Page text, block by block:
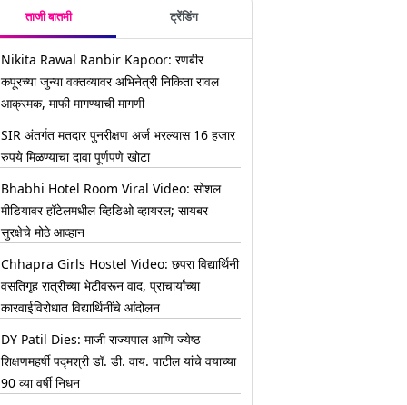
ताजी बातमी ट्रेंडिंग
Nikita Rawal Ranbir Kapoor: रणबीर
कपूरच्या जुन्या वक्तव्यावर अभिनेत्री निकिता रावल
आक्रमक, माफी मागण्याची मागणी
SIR अंतर्गत मतदार पुनरीक्षण अर्ज भरल्यास 16 हजार
रुपये मिळण्याचा दावा पूर्णपणे खोटा
Bhabhi Hotel Room Viral Video: सोशल
मीडियावर हॉटेलमधील व्हिडिओ व्हायरल; सायबर
सुरक्षेचे मोठे आव्हान
Chhapra Girls Hostel Video: छपरा विद्यार्थिनी
वसतिगृह रात्रीच्या भेटीवरून वाद, प्राचार्यांच्या
कारवाईविरोधात विद्यार्थिनींचे आंदोलन
DY Patil Dies: माजी राज्यपाल आणि ज्येष्ठ
शिक्षणमहर्षी पद्मश्री डॉ. डी. वाय. पाटील यांचे वयाच्या
90 व्या वर्षी निधन